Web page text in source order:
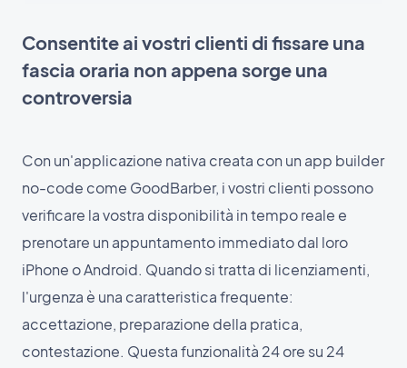
Consentite ai vostri clienti di fissare una
fascia oraria non appena sorge una
controversia
Con un'applicazione nativa creata con un app builder
no-code come GoodBarber, i vostri clienti possono
verificare la vostra disponibilità in tempo reale e
prenotare un appuntamento immediato dal loro
iPhone o Android. Quando si tratta di licenziamenti,
l'urgenza è una caratteristica frequente:
accettazione, preparazione della pratica,
contestazione. Questa funzionalità 24 ore su 24